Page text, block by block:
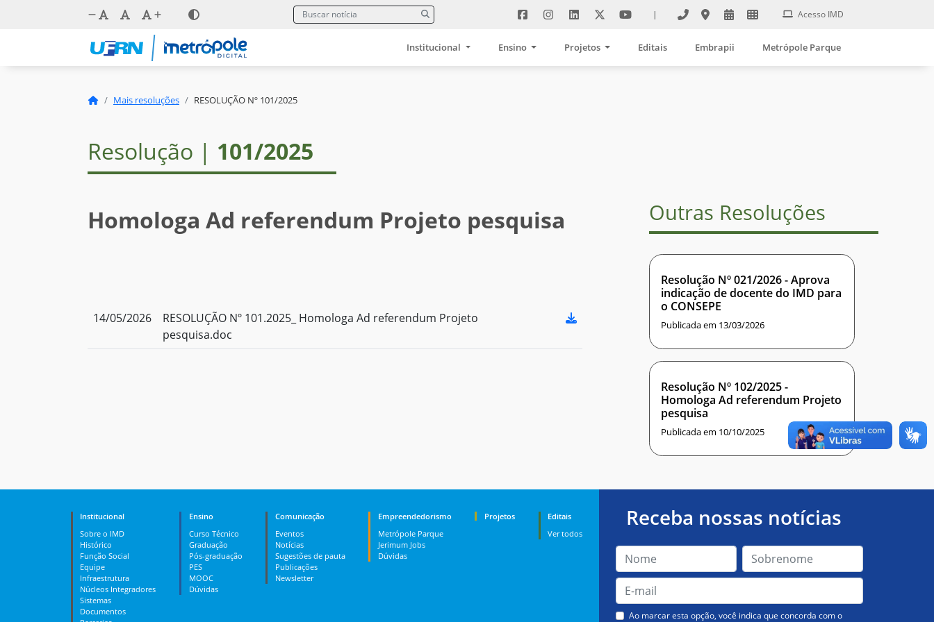
| Acesso IMD
Institucional Ensino Projetos Editais Embrapii Metrópole Parque
Mais resoluções RESOLUÇÃO Nº 101/2025
Resolução | 101/2025
Homologa Ad referendum Projeto pesquisa
14/05/2026
RESOLUÇÃO Nº 101.2025_ Homologa Ad referendum Projeto
pesquisa.doc
Outras Resoluções
Resolução Nº 021/2026 - Aprova
indicação de docente do IMD para
o CONSEPE
Publicada em 13/03/2026
Resolução Nº 102/2025 -
Homologa Ad referendum Projeto
pesquisa
Publicada em 10/10/2025
Institucional
Sobre o IMD
Histórico
Função Social
Equipe
Infraestrutura
Núcleos Integradores
Sistemas
Documentos
Ensino
Curso Técnico
Graduação
Pós-graduação
PES
MOOC
Dúvidas
Comunicação
Eventos
Notícias
Sugestões de pauta
Publicações
Newsletter
Empreendedorismo
Metrópole Parque
Jerimum Jobs
Dúvidas
Projetos
Editais
Ver todos
Receba nossas notícias
Ao marcar esta opção, você indica que concorda com o